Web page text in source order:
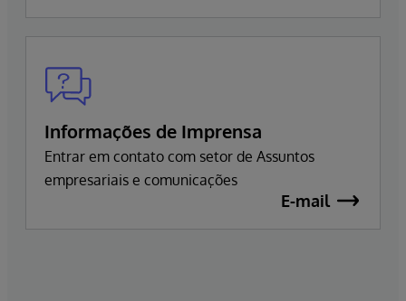
Informações de Imprensa
Entrar em contato com setor de Assuntos
empresariais e comunicações
E-mail